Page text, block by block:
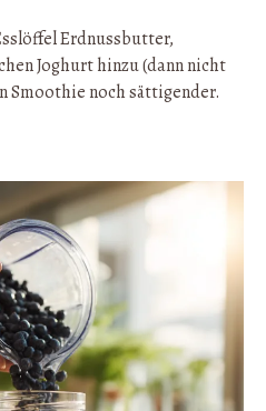
Erdnussbutter,
Joghurt hinzu (dann nicht
Smoothie noch sättigender.